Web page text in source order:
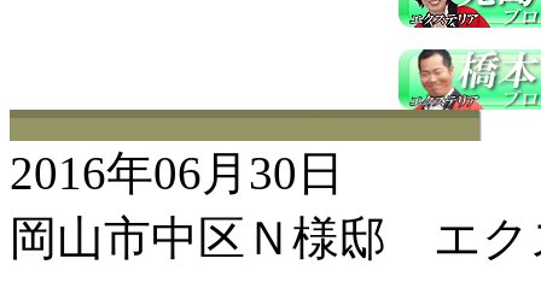
2016年06月30日
岡山市中区Ｎ様邸 エク